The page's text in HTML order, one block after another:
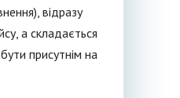
відразу
а складається
присутнім на